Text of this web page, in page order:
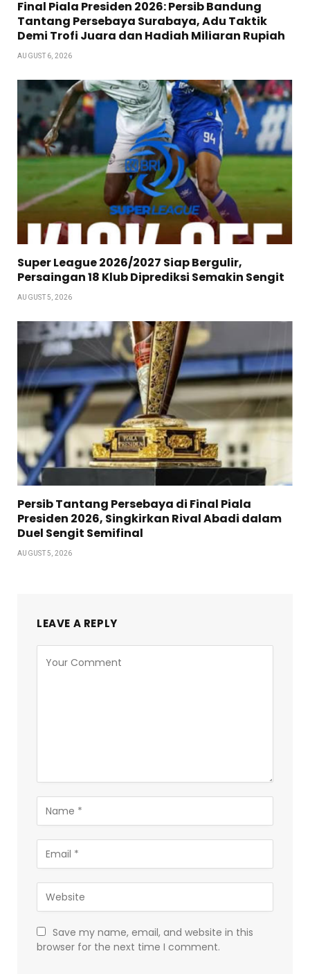
Final Piala Presiden 2026: Persib Bandung
Tantang Persebaya Surabaya, Adu Taktik
Demi Trofi Juara dan Hadiah Miliaran Rupiah
AUGUST 6, 2026
Super League 2026/2027 Siap Bergulir,
Persaingan 18 Klub Diprediksi Semakin Sengit
AUGUST 5, 2026
Persib Tantang Persebaya di Final Piala
Presiden 2026, Singkirkan Rival Abadi dalam
Duel Sengit Semifinal
AUGUST 5, 2026
LEAVE A REPLY
Save my name, email, and website in this
browser for the next time I comment.